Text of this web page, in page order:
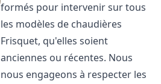
formés pour intervenir sur tous
les modèles de chaudières
Frisquet, qu'elles soient
anciennes ou récentes. Nous
nous engageons à respecter les